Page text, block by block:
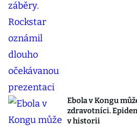
Ebola v Kongu
zdravotníci.
v historii